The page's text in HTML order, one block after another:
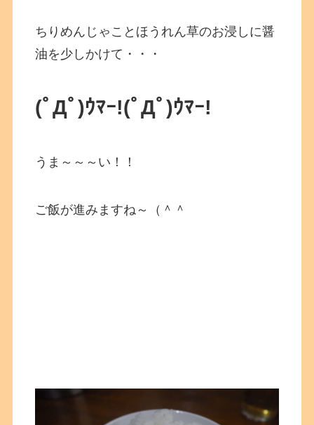
ちりめんじゃことほうれん草のお浸しに醤
油を少しかけて・・・
(ﾟДﾟ)ｳﾏｰ!(ﾟДﾟ)ｳﾏｰ!
うま～～～い！！
ご飯が進みますね～（＾＾